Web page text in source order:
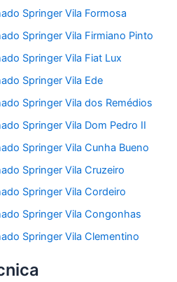
Springer Vila Formosa
Springer Vila Firmiano Pinto
Springer Vila Fiat Lux
Springer Vila Ede
Springer Vila dos Remédios
Springer Vila Dom Pedro II
Springer Vila Cunha Bueno
Springer Vila Cruzeiro
Springer Vila Cordeiro
Springer Vila Congonhas
Springer Vila Clementino